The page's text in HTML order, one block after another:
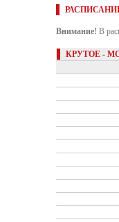
Внимание! В
КРУТОЕ -